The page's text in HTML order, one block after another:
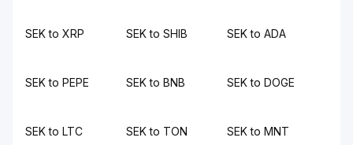
SEK to XRP SEK to SHIB SEK to ADA
SEK to PEPE SEK to BNB SEK to DOGE
SEK to LTC SEK to TON SEK to MNT